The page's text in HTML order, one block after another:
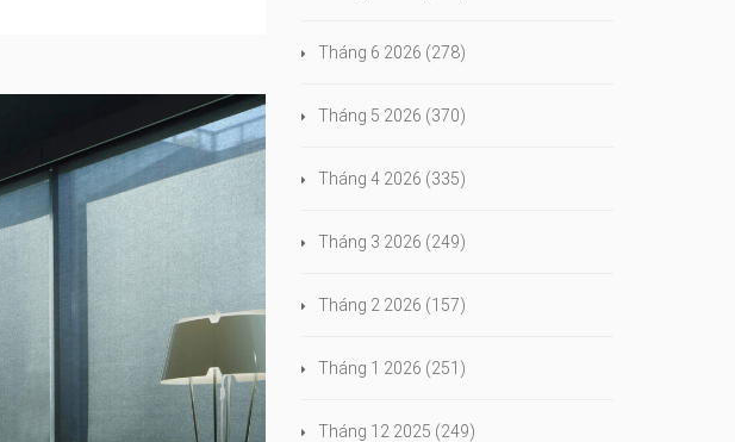
Tháng 6 2026 (278)
Tháng 5 2026 (370)
Tháng 4 2026 (335)
Tháng 3 2026 (249)
Tháng 2 2026 (157)
Tháng 1 2026 (251)
Tháng 12 2025 (249)